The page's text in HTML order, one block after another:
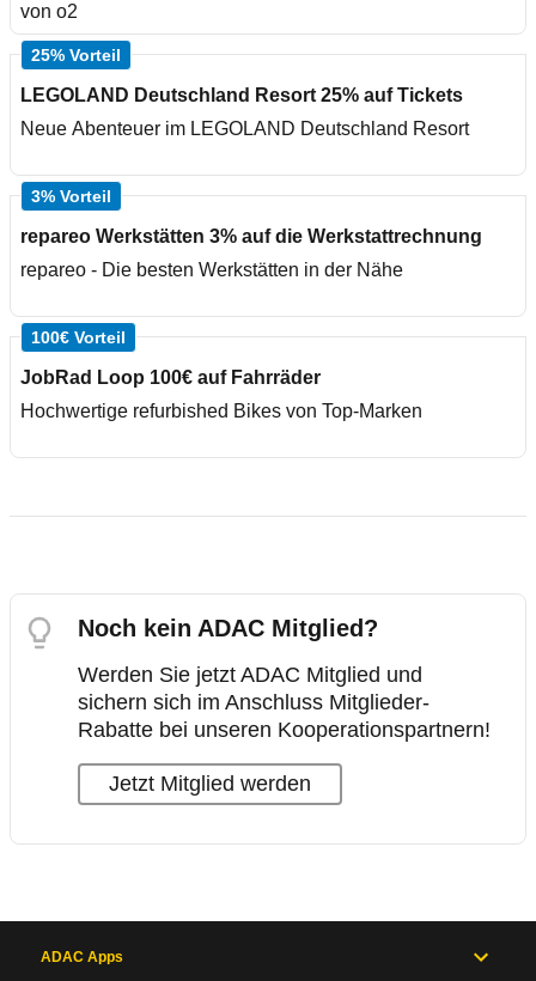
von o2
25% Vorteil
LEGOLAND Deutschland Resort 25% auf Tickets
Neue Abenteuer im LEGOLAND Deutschland Resort
3% Vorteil
repareo Werkstätten 3% auf die Werkstattrechnung
repareo - Die besten Werkstätten in der Nähe
100€ Vorteil
JobRad Loop 100€ auf Fahrräder
Hochwertige refurbished Bikes von Top-Marken
Noch kein ADAC Mitglied?
Werden Sie jetzt ADAC Mitglied und
sichern sich im Anschluss Mitglieder-
Rabatte bei unseren Kooperationspartnern!
Jetzt Mitglied werden
ADAC Apps